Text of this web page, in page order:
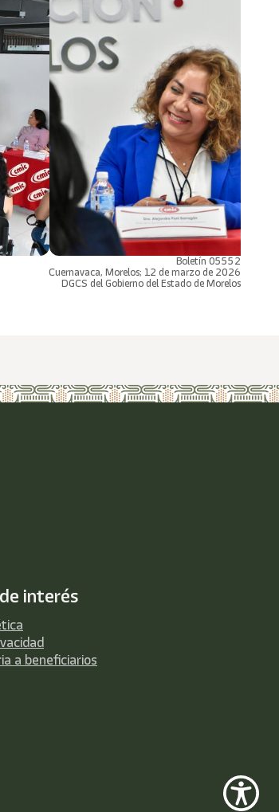
Boletín 05552
Cuernavaca, Morelos; 12 de marzo de 2026
DGCS del Gobierno del Estado de Morelos
interés
a beneficiarios